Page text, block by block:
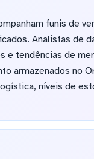
funis de
Analistas de
e tendências de
armazenados no
níveis de